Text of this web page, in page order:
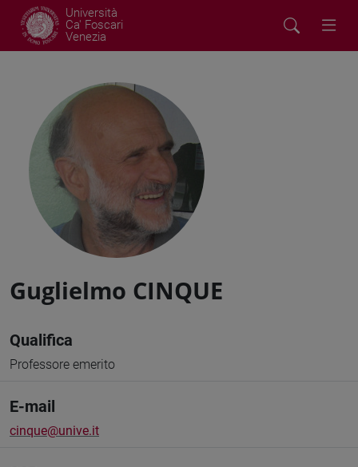
Università
Ca' Foscari
Venezia
Guglielmo CINQUE
Qualifica
Professore emerito
E-mail
cinque@unive.it